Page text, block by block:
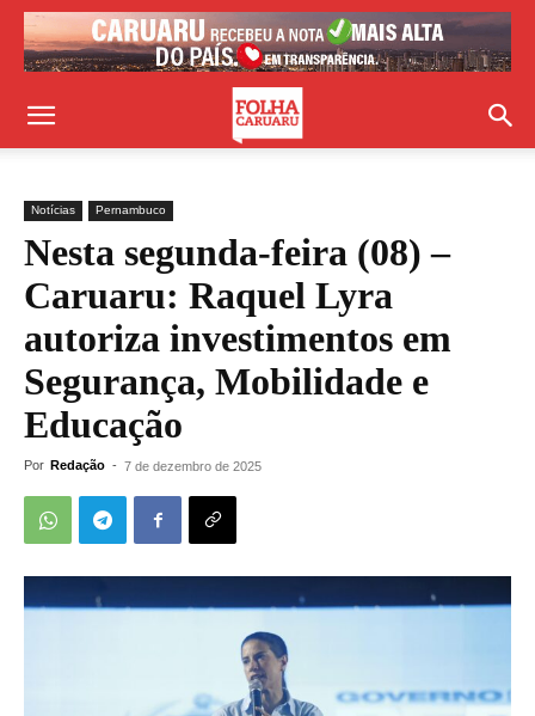
Notícias Pernambuco
Nesta segunda-feira (08) –
Caruaru: Raquel Lyra
autoriza investimentos em
Segurança, Mobilidade e
Educação
Por Redação - 7 de dezembro de 2025